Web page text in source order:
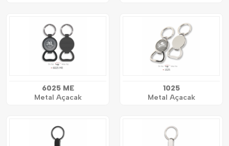
6025 ME
Metal Açacak
1025
Metal Açacak